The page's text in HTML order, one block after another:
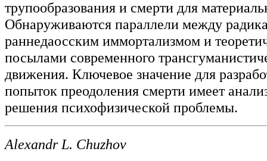
трупообразования и смерти для
Обнаруживаются параллели между
раннедаосским иммортализмом и
посылами современного
движения. Ключевое значение для
попыток преодоления смерти имеет
решения психофизической проблемы.
Alexandr L. Chuzhov